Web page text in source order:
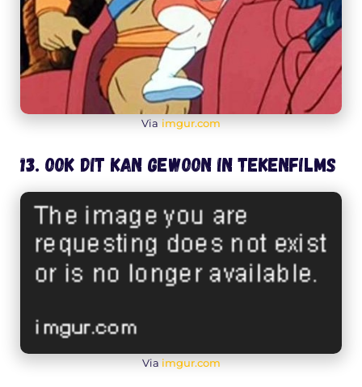
Via imgur.com
13. Ook dit kan gewoon in tekenfilms
Via imgur.com